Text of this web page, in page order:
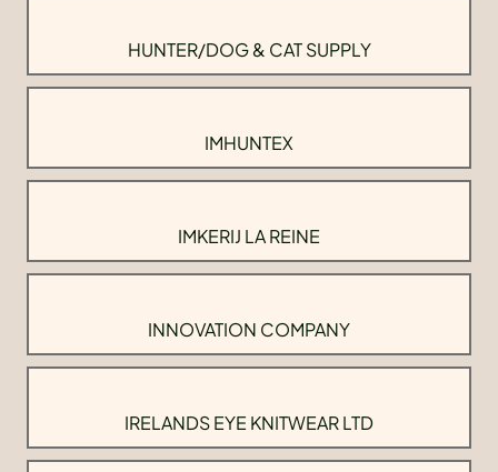
HUNTER/DOG & CAT SUPPLY
IMHUNTEX
IMKERIJ LA REINE
INNOVATION COMPANY
IRELANDS EYE KNITWEAR LTD